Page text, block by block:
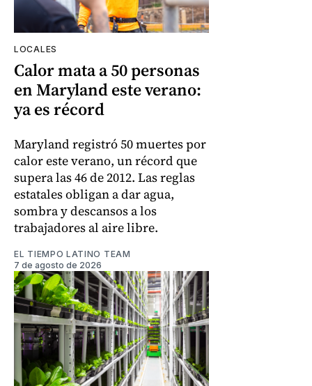
LOCALES
Calor mata a 50 personas
en Maryland este verano:
ya es récord
Maryland registró 50 muertes por
calor este verano, un récord que
supera las 46 de 2012. Las reglas
estatales obligan a dar agua,
sombra y descansos a los
trabajadores al aire libre.
EL TIEMPO LATINO TEAM
7 de agosto de 2026